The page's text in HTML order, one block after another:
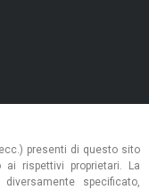
presenti di questo sito
ai rispettivi proprietari. La
specificato,